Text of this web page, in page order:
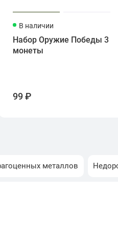
В наличии
Набор Оружие Победы 3
монеты
99 ₽
металлов